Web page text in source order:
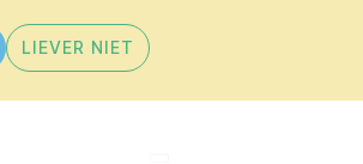
LIEVER NIET